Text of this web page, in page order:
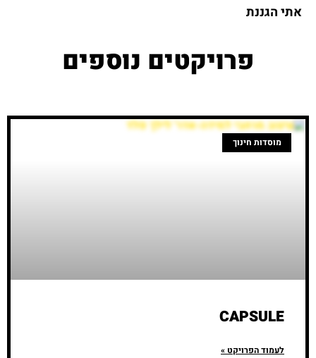
אתי הגננת
פרויקטים נוספים
מוסדות חינוך
CAPSULE
לעמוד הפרויקט »